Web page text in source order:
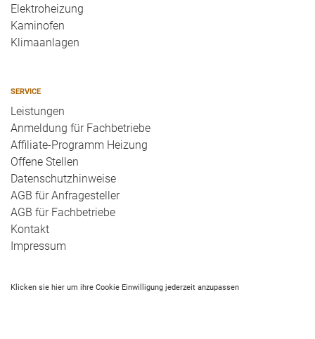
Elektroheizung
Kaminofen
Klimaanlagen
SERVICE
Leistungen
Anmeldung für Fachbetriebe
Affiliate-Programm Heizung
Offene Stellen
Datenschutzhinweise
AGB für Anfragesteller
AGB für Fachbetriebe
Kontakt
Impressum
Klicken sie hier um ihre Cookie Einwilligung jederzeit anzupassen